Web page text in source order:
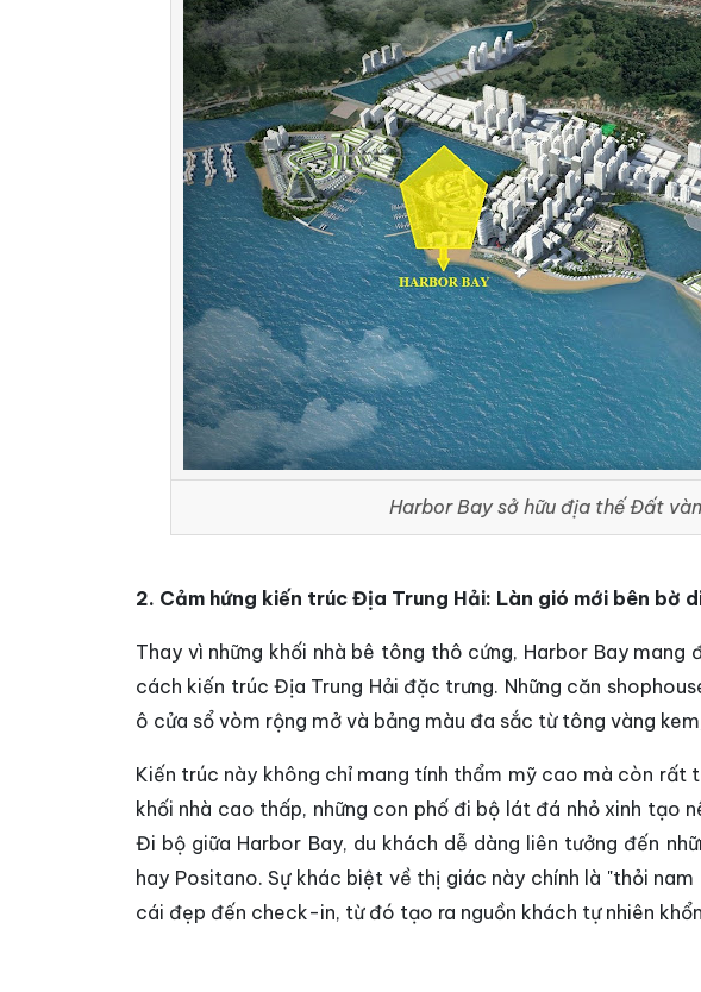
Harbor Bay sở hữu địa thế Đất
2. Cảm hứng kiến trúc Địa Trung Hải: Làn gió mới bên bờ
Thay vì những khối nhà bê tông thô cứng, Harbor Bay
cách kiến trúc Địa Trung Hải đặc trưng. Những căn
ô cửa sổ vòm rộng mở và bảng màu đa sắc từ tông vàng
Kiến trúc này không chỉ mang tính thẩm mỹ cao mà còn rất
khối nhà cao thấp, những con phố đi bộ lát đá nhỏ xinh tạo
Đi bộ giữa Harbor Bay, du khách dễ dàng liên tưởng đến
hay Positano. Sự khác biệt về thị giác này chính là "thỏi
cái đẹp đến check-in, từ đó tạo ra nguồn khách tự nhiên